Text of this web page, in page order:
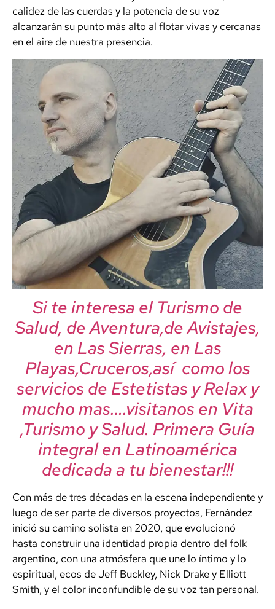
calidez de las cuerdas y la potencia de su voz
alcanzarán su punto más alto al flotar vivas y cercanas
en el aire de nuestra presencia.
Si te interesa el Turismo de
Salud, de Aventura,de Avistajes,
en Las Sierras, en Las
Playas,Cruceros,así como los
servicios de Estetistas y Relax y
mucho mas….visitanos en Vita
,Turismo y Salud. Primera Guía
integral en Latinoamérica
dedicada a tu bienestar!!!
Con más de tres décadas en la escena independiente y
luego de ser parte de diversos proyectos, Fernández
inició su camino solista en 2020, que evolucionó
hasta construir una identidad propia dentro del folk
argentino, con una atmósfera que une lo íntimo y lo
espiritual, ecos de Jeff Buckley, Nick Drake y Elliott
Smith, y el color inconfundible de su voz tan personal.